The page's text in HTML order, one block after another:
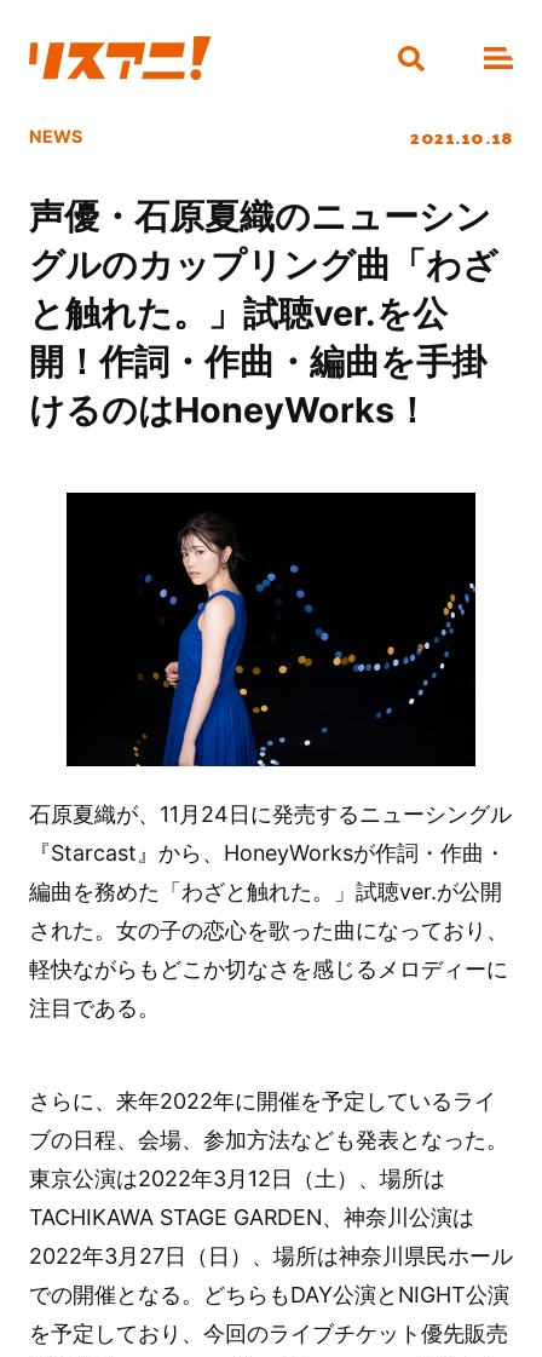
NEWS 2021.10.18
声優・石原夏織のニューシン
グルのカップリング曲「わざ
と触れた。」試聴ver.を公
開！作詞・作曲・編曲を手掛
けるのはHoneyWorks！
石原夏織が、11月24日に発売するニューシングル
『Starcast』から、HoneyWorksが作詞・作曲・
編曲を務めた「わざと触れた。」試聴ver.が公開
された。女の子の恋心を歌った曲になっており、
軽快ながらもどこか切なさを感じるメロディーに
注目である。
さらに、来年2022年に開催を予定しているライ
ブの日程、会場、参加方法なども発表となった。
東京公演は2022年3月12日（土）、場所は
TACHIKAWA STAGE GARDEN、神奈川公演は
2022年3月27日（日）、場所は神奈川県民ホール
での開催となる。どちらもDAY公演とNIGHT公演
を予定しており、今回のライブチケット優先販売